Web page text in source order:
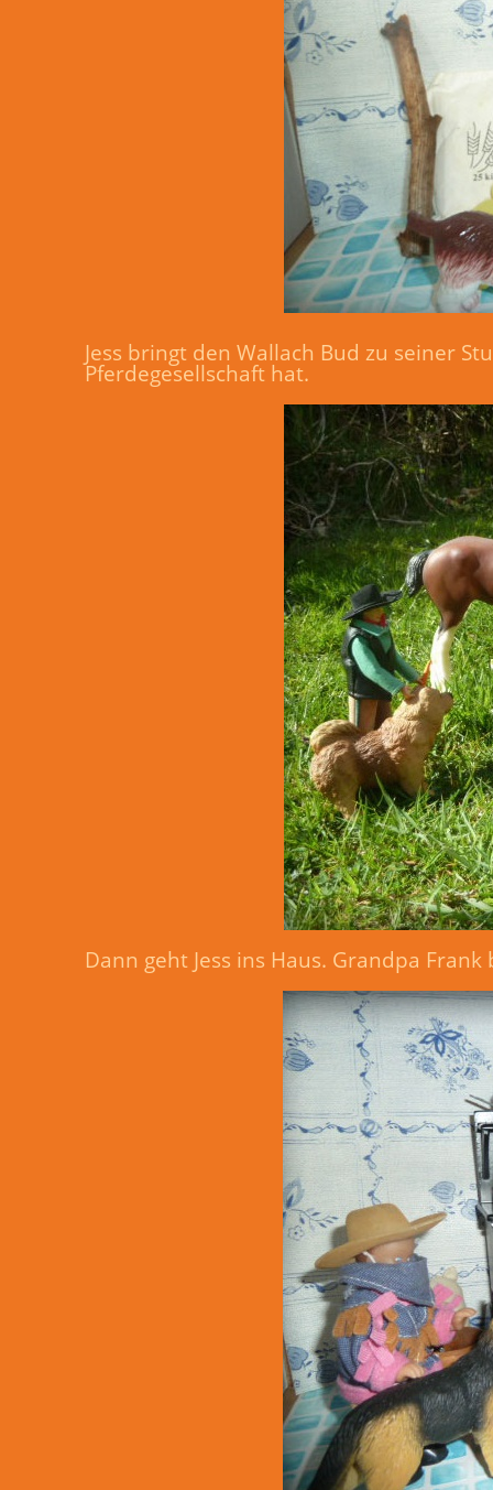
Jess bringt den Wallach Bud zu seiner
Pferdegesellschaft hat.
Dann geht Jess ins Haus. Grandpa